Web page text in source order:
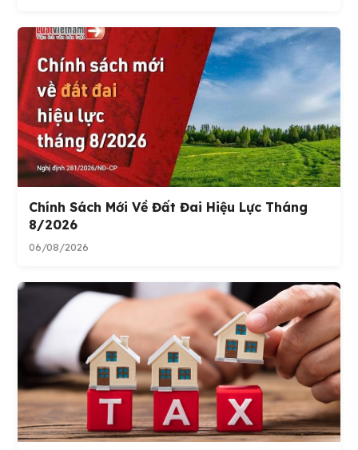
Chính Sách Mới Về Đất Đai Hiệu Lực Tháng
8/2026
06/08/2026